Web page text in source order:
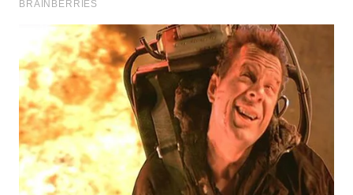
PRIANGAN
TIMUR
WN
SEMARANG
WN
SOLO
WN